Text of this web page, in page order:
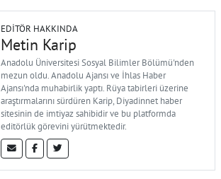
EDITÖR HAKKINDA
Metin Karip
Anadolu Üniversitesi Sosyal Bilimler Bölümü'nden
mezun oldu. Anadolu Ajansı ve İhlas Haber
Ajansı'nda muhabirlik yaptı. Rüya tabirleri üzerine
araştırmalarını sürdüren Karip, Diyadinnet haber
sitesinin de imtiyaz sahibidir ve bu platformda
editörlük görevini yürütmektedir.